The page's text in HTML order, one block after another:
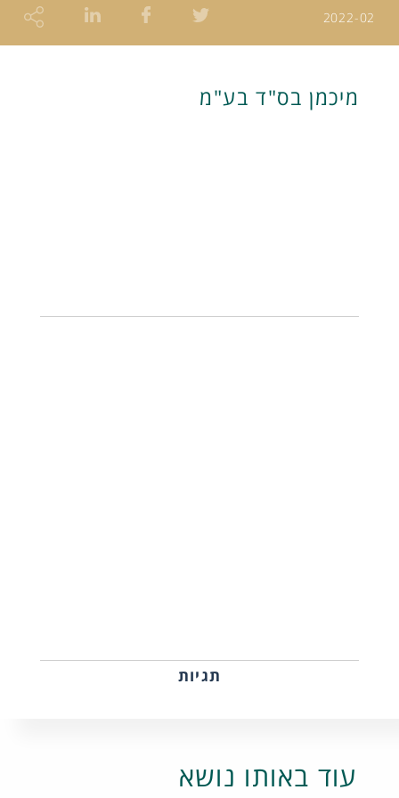
2022-02
מיכמן בס"ד בע"מ
תגיות
עוד באותו נושא